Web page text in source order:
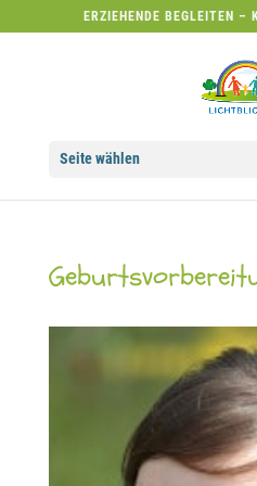
ERZIEHENDE BEGLEITEN –
Seite wählen